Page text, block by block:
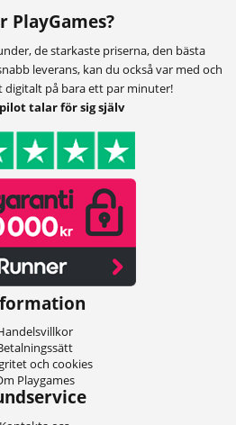
PlayGames?
de starkaste priserna, den bästa
leverans, kan du också var med och
digitalt på bara ett par minuter!
talar för sig själv
och cookies
Playgames